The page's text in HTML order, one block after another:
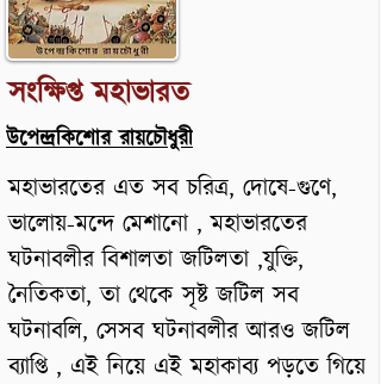
সংক্ষিপ্ত মহাভারত
উপেন্দ্রকিশোর রায়চৌধুরী
মহাভারতের এত সব চরিত্র, দোষে-গুণে,
ভালোয়-মন্দে মেশানো , মহাভারতের
ঘটনাবলীর বিশালতা জটিলতা ,যুক্তি,
নৈতিকতা, তা থেকে সৃষ্ট জটিল সব
ঘটনাবলি, সেসব ঘটনাবলীর আরও জটিল
ব্যাপ্তি , এই নিয়ে এই মহাকাব্য পড়তে গিয়ে